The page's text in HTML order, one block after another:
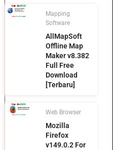
Mapping
Software
AllMapSoft
Offline Map
Maker v8.382
Full Free
Download
[Terbaru]
Web Browser
Mozilla
Firefox
v149.0.2 For